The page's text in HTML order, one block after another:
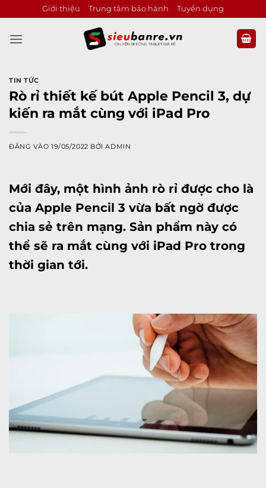
qua
nội
Giới thiệu Trung tâm bảo hành Tuyển dụng
TIN TỨC
Rò rỉ thiết kế bút Apple Pencil 3, dự
kiến ra mắt cùng với iPad Pro
ĐĂNG VÀO19/05/2022 BỞIADMIN
Mới đây, một hình ảnh rò rỉ được cho là
của Apple Pencil 3 vừa bất ngờ được
chia sẻ trên mạng. Sản phẩm này có
thể sẽ ra mắt cùng với iPad Pro trong
thời gian tới.